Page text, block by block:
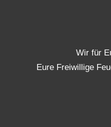
Wir für
Eure Freiwillige